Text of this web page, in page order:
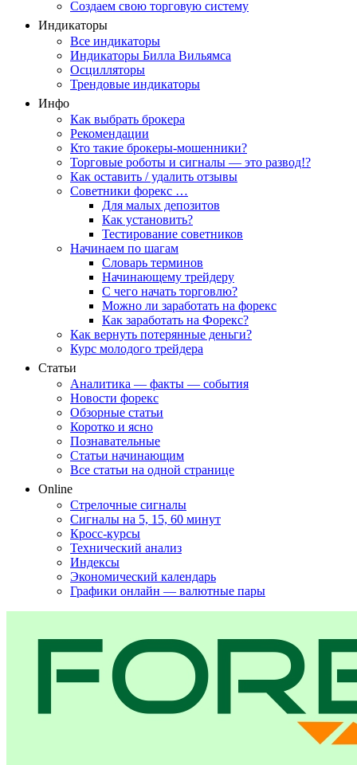
Создаем свою торговую систему
Индикаторы
Все индикаторы
Индикаторы Билла Вильямса
Осцилляторы
Трендовые индикаторы
Инфо
Как выбрать брокера
Рекомендации
Кто такие брокеры-мошенники?
Торговые роботы и сигналы — это развод!?
Как оставить / удалить отзывы
Советники форекс …
Для малых депозитов
Как установить?
Тестирование советников
Начинаем по шагам
Словарь терминов
Начинающему трейдеру
С чего начать торговлю?
Можно ли заработать на форекс
Как заработать на Форекс?
Как вернуть потерянные деньги?
Курс молодого трейдера
Статьи
Аналитика — факты — события
Новости форекс
Обзорные статьи
Коротко и ясно
Познавательные
Статьи начинающим
Все статьи на одной странице
Online
Стрелочные сигналы
Сигналы на 5, 15, 60 минут
Кросс-курсы
Технический анализ
Индексы
Экономический календарь
Графики онлайн — валютные пары